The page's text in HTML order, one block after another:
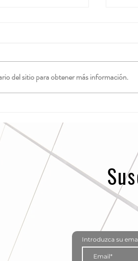
del sitio para obtener más información.
Introduzca su